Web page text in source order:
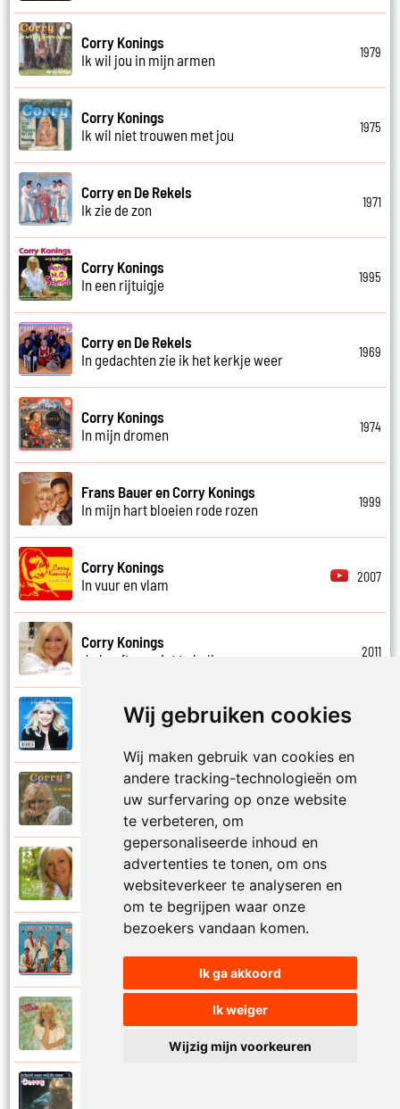
Wij gebruiken cookies
Wij maken gebruik van cookies en
andere tracking-technologieën om
uw surfervaring op onze website
te verbeteren, om
gepersonaliseerde inhoud en
advertenties te tonen, om ons
websiteverkeer te analyseren en
om te begrijpen waar onze
bezoekers vandaan komen.
Ik ga akkoord
Ik weiger
Wijzig mijn voorkeuren
Corry Konings
Ik wil jou in mijn armen
1979
Corry Konings
Ik wil niet trouwen met jou
1975
Corry en De Rekels
Ik zie de zon
1971
Corry Konings
In een rijtuigje
1995
Corry en De Rekels
In gedachten zie ik het kerkje weer
1969
Corry Konings
In mijn dromen
1974
Frans Bauer en Corry Konings
In mijn hart bloeien rode rozen
1999
Corry Konings
In vuur en vlam
2007
Corry Konings
Je hoeft me niet te bellen
2011
Corry Konings
Je kan je leven nooit meer overdoen
Je moedertje
Corry Konings
Jij bent een zeeman